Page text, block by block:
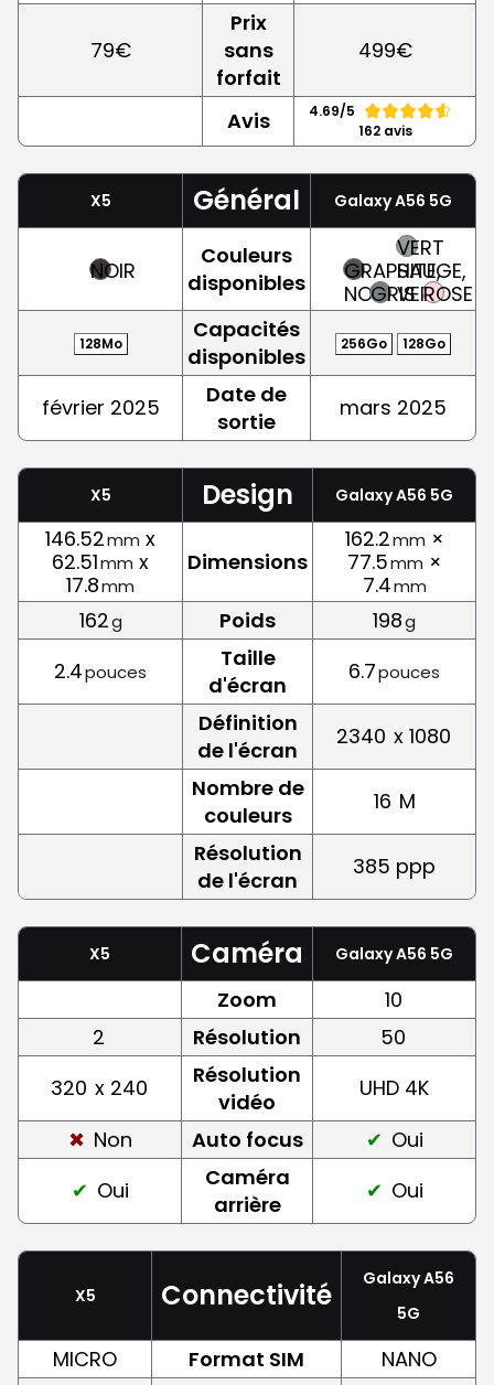
79€
Prix
sans
forfait
499€
Avis
4.69/5
162 avis
X5 Général Galaxy A56 5G
NOIR
Couleurs
disponibles
GRAPHITE,
NOIRGRIS
VERT
SAUGE,
VERTROSE
128Mo
Capacités
disponibles
256Go 128Go
février 2025
Date de
sortie
mars 2025
X5 Design Galaxy A56 5G
146.52mm x
62.51mm x
17.8mm
Dimensions
162.2mm ×
77.5mm ×
7.4mm
162g Poids 198g
2.4pouces
Taille
d'écran
6.7pouces
Définition
de l'écran
2340 x 1080
Nombre de
couleurs
16 M
Résolution
de l'écran
385 ppp
X5 Caméra Galaxy A56 5G
Zoom
10
2
Résolution
50
320 x 240
Résolution
vidéo
UHD 4K
Non
Auto focus
Oui
Oui
Caméra
arrière
Oui
X5 Connectivité
Galaxy A56
5G
MICRO Format SIM
NANO